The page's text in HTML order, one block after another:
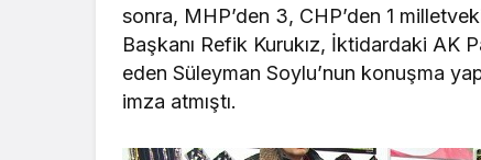
sonra, MHP’den 3, CHP’den 1
Başkanı Refik Kurukız, İktidardaki AK
eden Süleyman Soylu’nun konuşma
imza atmıştı.